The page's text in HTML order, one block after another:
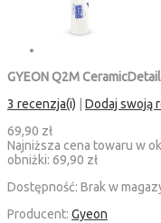
GYEON Q2M
3 recenzja(i)
Dodaj swoją
69,90 zł
Najniższa cena towaru w
obniżki: 69,90 zł
Dostępność: Brak w
Producent: Gyeon